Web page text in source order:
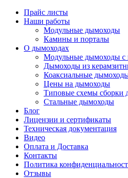
Прайс листы
Наши работы
Модульные дымоходы
Камины и порталы
О дымоходах
Модульные дымоходы с
Дымоходы из
Коаксиальные
Цены на дымоходы
Типовые схемы сборки
Стальные дымоходы
Блог
Лицензии и сертификаты
Техническая документация
Видео
Оплата и Доставка
Контакты
Политика
Отзывы